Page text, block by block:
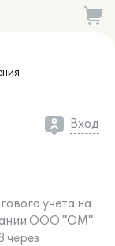
Вход
учета на
ООО "ОМ"
через